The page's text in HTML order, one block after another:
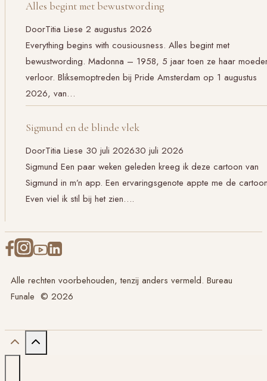
Alles begint met bewustwording
DoorTitia Liese 2 augustus 2026
Everything begins with cousiousness. Alles begint met
bewustwording. Madonna – 1958, 5 jaar toen ze haar
verloor. Bliksemoptreden bij Pride Amsterdam op 1 augustus
2026, van…
Sigmund en de blinde vlek
DoorTitia Liese 30 juli 202630 juli 2026
Sigmund Een paar weken geleden kreeg ik deze cartoon van
Sigmund in m’n app. Een ervaringsgenote appte me de
Even viel ik stil bij het zien….
Alle rechten voorbehouden, tenzij anders vermeld. Bureau
Funale © 2026